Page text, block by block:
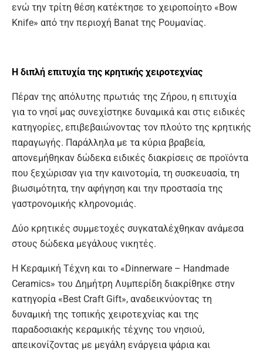
ενώ την τρίτη θέση κατέκτησε το χειροποίητο «Bow
Knife» από την περιοχή Banat της Ρουμανίας.
Η διπλή επιτυχία της κρητικής χειροτεχνίας
Πέραν της απόλυτης πρωτιάς της Ζήρου, η επιτυχία
για το νησί μας συνεχίστηκε δυναμικά και στις ειδικές
κατηγορίες, επιβεβαιώνοντας τον πλούτο της κρητικής
παραγωγής. Παράλληλα με τα κύρια βραβεία,
απονεμήθηκαν δώδεκα ειδικές διακρίσεις σε προϊόντα
που ξεχώρισαν για την καινοτομία, τη συσκευασία, τη
βιωσιμότητα, την αφήγηση και την προστασία της
γαστρονομικής κληρονομιάς.
Δύο κρητικές συμμετοχές συγκαταλέχθηκαν ανάμεσα
στους δώδεκα μεγάλους νικητές.
Η Κεραμική Τέχνη και το «Dinnerware – Handmade
Ceramics» του Δημήτρη Λυμπερίδη διακρίθηκε στην
κατηγορία «Best Craft Gift», αναδεικνύοντας τη
δυναμική της τοπικής χειροτεχνίας και της
παραδοσιακής κεραμικής τέχνης του νησιού,
απεικονίζοντας με μεγάλη ενάργεια ψάρια και